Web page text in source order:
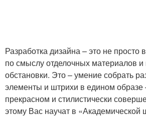
Разработка дизайна – это не
по смыслу отделочных материалов и
обстановки. Это – умение собрать
элементы и штрихи в едином образе
прекрасном и стилистически
этому Вас научат в «Академической